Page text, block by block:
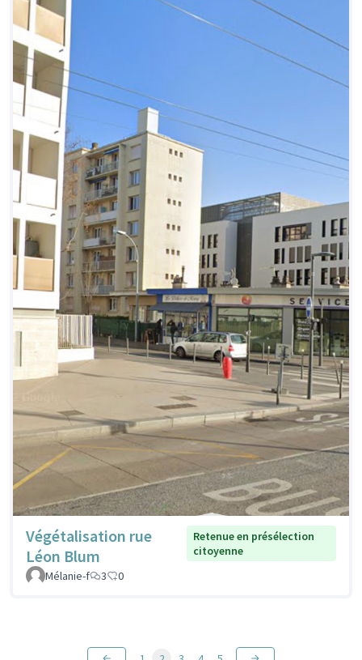
Végétalisation rue
Léon Blum
Retenue en présélection
citoyenne
Mélanie-f
3 0